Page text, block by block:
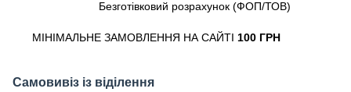
Безготівковий розрахунок (ФОП/ТОВ)
МІНІМАЛЬНЕ ЗАМОВЛЕННЯ НА САЙТІ 100 ГРН
Самовивіз із віділення